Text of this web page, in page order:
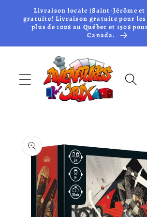
et passer
au
contenu
Livraison locale (Saint-Jérôme
gratuite! Livraison gratuite pour les
plus de 100$ au Québec et 150$
Canada.
informations
produits